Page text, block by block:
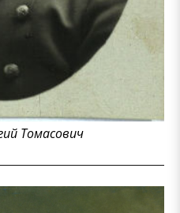
Томасович